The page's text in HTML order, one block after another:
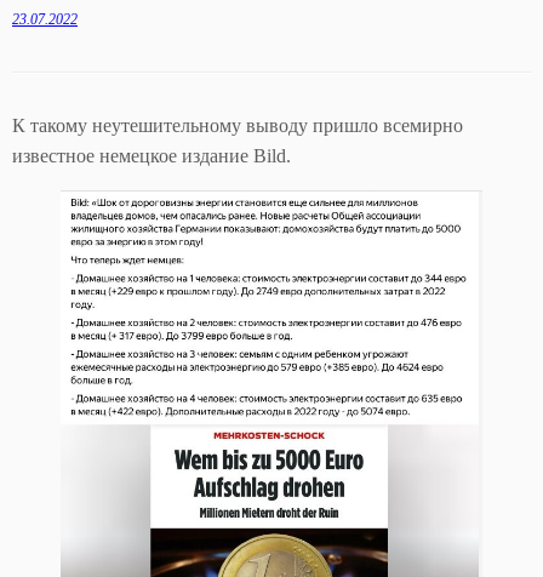
23.07.2022
К такому неутешительному выводу пришло всемирно
известное немецкое издание Bild.